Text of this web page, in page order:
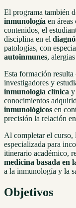
El programa también
inmunología en
contenidos, el
disciplina en el
patologías, con
autoinmunes,
Esta formación resulta
investigadores y
inmunología clínica y
conocimientos
inmunológicos en
precisión la relación
Al completar el curso,
especializada para
itinerario académico,
medicina basada en
a la inmunología y la
Objetivos